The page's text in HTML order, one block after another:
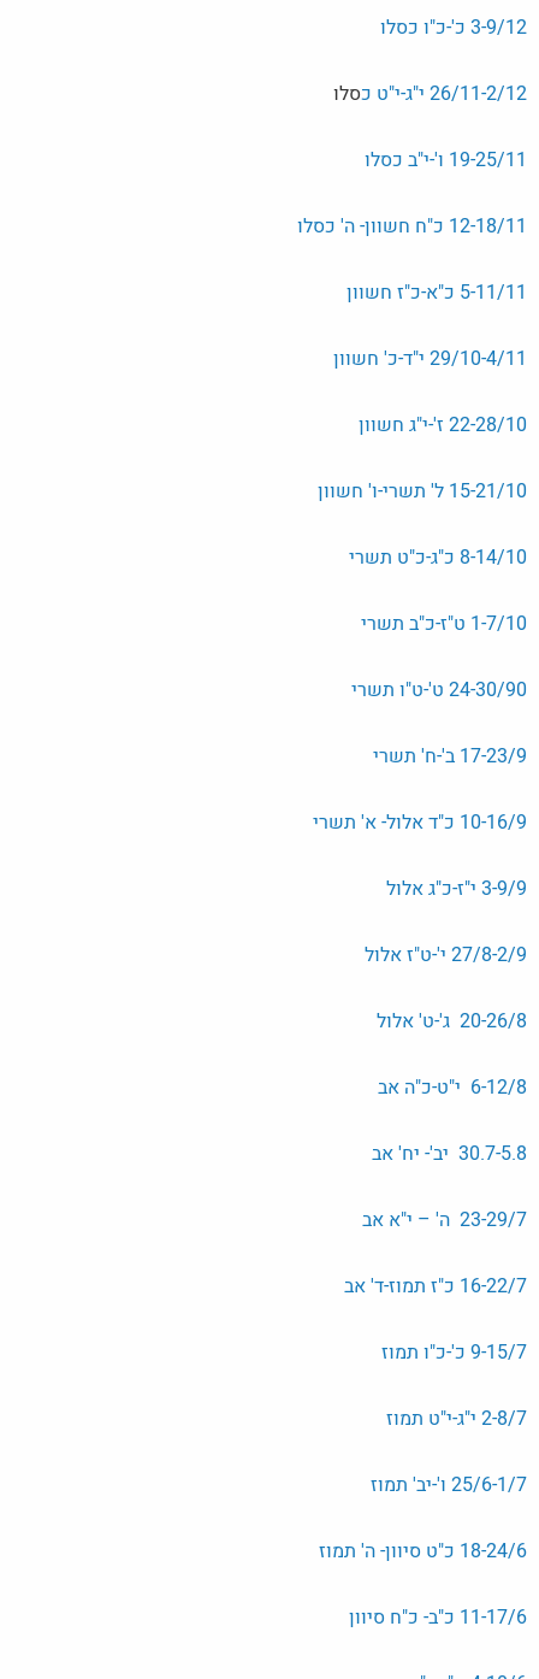
3-9/12 כ'-כ"ו כסלו
26/11-2/12 י"ג-י"ט כ סלו
19-25/11 ו'-י"ב כסלו
12-18/11 כ"ח חשוון- ה' כסלו
5-11/11 כ"א-כ"ז חשוון
29/10-4/11 י"ד-כ' חשוון
22-28/10 ז'-י"ג חשוון
15-21/10 ל' תשרי-ו' חשוון
8-14/10 כ"ג-כ"ט תשרי
1-7/10 ט"ז-כ"ב תשרי
24-30/90 ט'-ט"ו תשרי
17-23/9 ב'-ח' תשרי
10-16/9 כ"ד אלול- א' תשרי
3-9/9 י"ז-כ"ג אלול
27/8-2/9 י'-ט"ז אלול
20-26/8 ג'-ט' אלול
6-12/8 י"ט-כ"ה אב
30.7-5.8 יב'- יח' אב
23-29/7 ה' – י"א אב
16-22/7 כ"ז תמוז-ד' אב
9-15/7 כ'-כ"ו תמוז
2-8/7 י"ג-י"ט תמוז
25/6-1/7 ו'-יב' תמוז
18-24/6 כ"ט סיוון- ה' תמוז
11-17/6 כ"ב- כ"ח סיוון